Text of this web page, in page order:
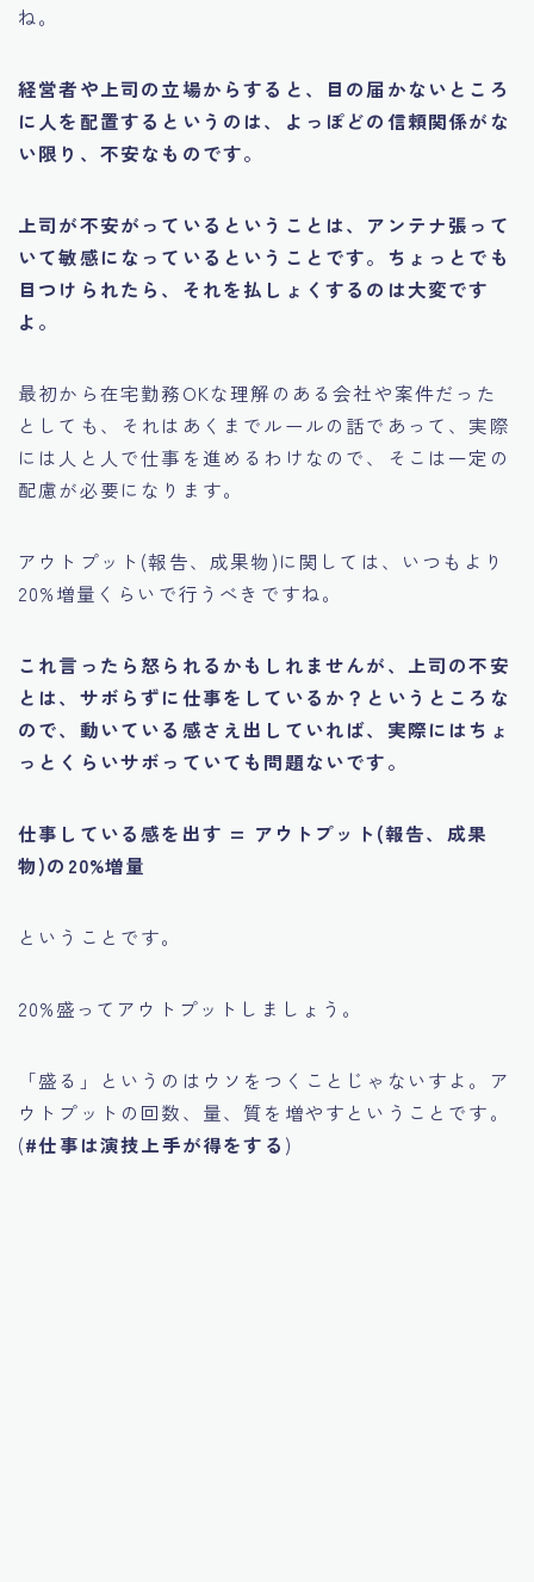
ね。
経営者や上司の立場からすると、目の届かないところ
に人を配置するというのは、よっぽどの信頼関係がな
い限り、不安なものです。
上司が不安がっているということは、アンテナ張って
いて敏感になっているということです。ちょっとでも
目つけられたら、それを払しょくするのは大変です
よ。
最初から在宅勤務OKな理解のある会社や案件だった
としても、それはあくまでルールの話であって、実際
には人と人で仕事を進めるわけなので、そこは一定の
配慮が必要になります。
アウトプット(報告、成果物)に関しては、いつもより
20%増量くらいで行うべきですね。
これ言ったら怒られるかもしれませんが、上司の不安
とは、サボらずに仕事をしているか？というところな
ので、動いている感さえ出していれば、実際にはちょ
っとくらいサボっていても問題ないです。
仕事している感を出す = アウトプット(報告、成果
物)の20%増量
ということです。
20%盛ってアウトプットしましょう。
「盛る」というのはウソをつくことじゃないすよ。ア
ウトプットの回数、量、質を増やすということです。
(#仕事は演技上手が得をする )